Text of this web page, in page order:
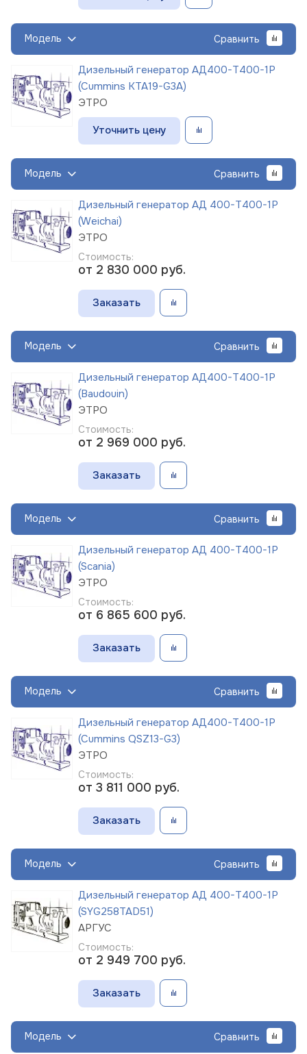
Модель Сравнить
Дизельный генератор АД400-Т400-1Р
(Cummins KTA19-G3A)
ЭТРО
Уточнить цену
Модель Сравнить
Дизельный генератор АД 400-Т400-1Р
(Weichai)
ЭТРО
Стоимость:
от 2 830 000 руб.
Заказать
Модель Сравнить
Дизельный генератор АД400-Т400-1Р
(Baudouin)
ЭТРО
Стоимость:
от 2 969 000 руб.
Заказать
Модель Сравнить
Дизельный генератор АД 400-Т400-1Р
(Scania)
ЭТРО
Стоимость:
от 6 865 600 руб.
Заказать
Модель Сравнить
Дизельный генератор АД400-Т400-1Р
(Cummins QSZ13-G3)
ЭТРО
Стоимость:
от 3 811 000 руб.
Заказать
Модель Сравнить
Дизельный генератор АД 400-Т400-1Р
(SYG258TAD51)
АРГУС
Стоимость:
от 2 949 700 руб.
Заказать
Модель Сравнить